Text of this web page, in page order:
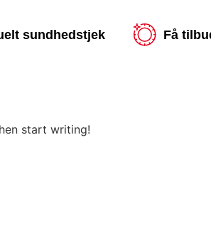
sundhedstjek Få
start writing!